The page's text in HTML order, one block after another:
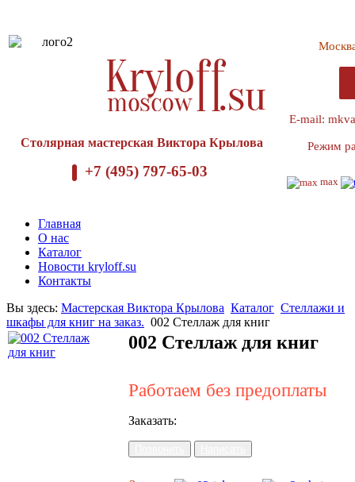
Столярная мастерская Виктора Крылова
+7 (495) 797-65-03
E-mail:
Режим
max
Главная
О нас
Каталог
Новости kryloff.su
Контакты
Вы здесь: Мастерская Виктора Крылова Каталог Стеллажи и
шкафы для книг на заказ. 002 Стеллаж для книг
002 Стеллаж для книг
Работаем без предоплаты
Заказать: